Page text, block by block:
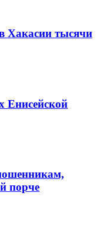
Хакасии тысячи
Енисейской
порче